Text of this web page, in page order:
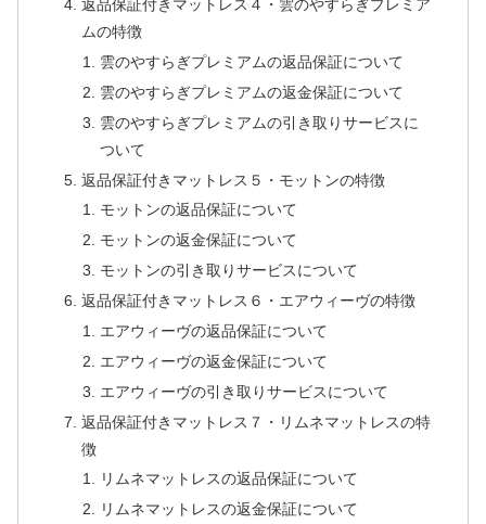
返品保証付きマットレス４・雲のやすらぎプレミア
ムの特徴
雲のやすらぎプレミアムの返品保証について
雲のやすらぎプレミアムの返金保証について
雲のやすらぎプレミアムの引き取りサービスに
ついて
返品保証付きマットレス５・モットンの特徴
モットンの返品保証について
モットンの返金保証について
モットンの引き取りサービスについて
返品保証付きマットレス６・エアウィーヴの特徴
エアウィーヴの返品保証について
エアウィーヴの返金保証について
エアウィーヴの引き取りサービスについて
返品保証付きマットレス７・リムネマットレスの特
徴
リムネマットレスの返品保証について
リムネマットレスの返金保証について